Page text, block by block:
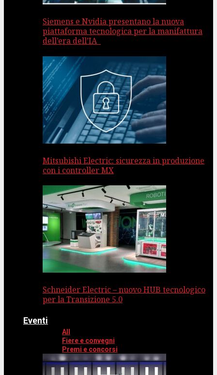
Siemens e Nvidia presentano la nuova
piattaforma tecnologica per la manifattura
dell’era dell’IA
Mitsubishi Electric: sicurezza in produzione
con i controller MX
Schneider Electric – nuovo HUB tecnologico
per la Transizione 5.0
Eventi
All
Fiere e convegni
Premi e concorsi